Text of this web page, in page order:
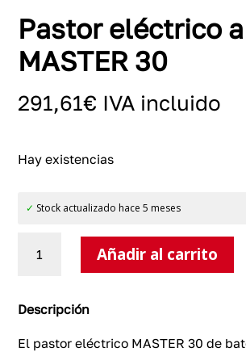
Pastor eléctrico
MASTER 30
291,61€ IVA incluido
Hay existencias
✓ Stock actualizado hace 5 meses
eléctrico
MASTER
30
cantidad
Añadir al carrito
Descripción
El pastor eléctrico MASTER 30 de